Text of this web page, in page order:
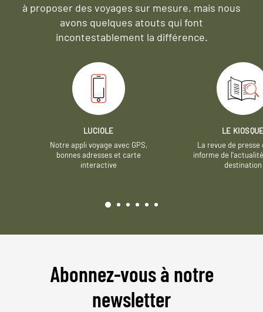
à proposer des voyages sur mesure, mais nous
avons quelques atouts qui font
incontestablement la différence.
LUCIOLE
Notre appli voyage avec GPS,
bonnes adresses et carte
interactive
LE
La revue de presse
informe de
destination
Abonnez-vous à notre
newsletter